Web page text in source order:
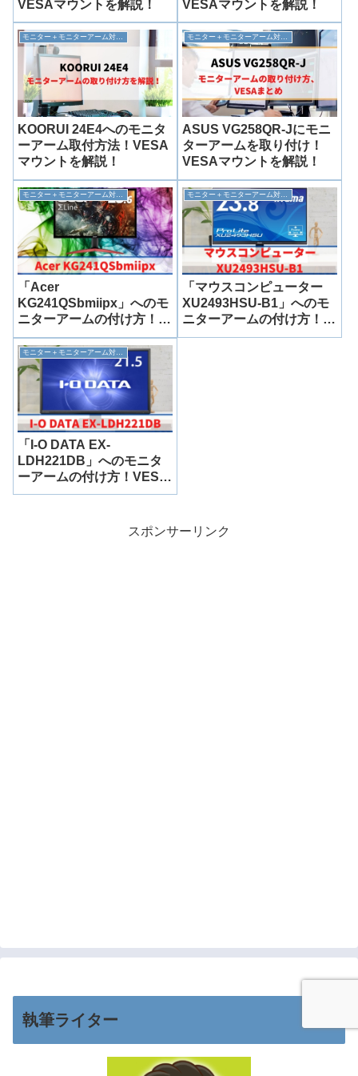
VESAマウントを解説！ VESAマウントを解説！
モニター＋モニターアーム対応情報
KOORUI 24E4へのモニタ
ーアーム取付方法！VESA
マウントを解説！
モニター＋モニターアーム対応情報
ASUS VG258QR-Jにモニ
ターアームを取り付け！
VESAマウントを解説！
「Acer
KG241QSbmiipx」へのモ
ニターアームの付け方！
VESAマウントを解説！
「マウスコンピューター
XU2493HSU-B1」へのモ
ニターアームの付け方！
VESAマウントを解説！
「I-O DATA EX-
LDH221DB」へのモニタ
ーアームの付け方！VESA
マウントを解説！
スポンサーリンク
執筆ライター